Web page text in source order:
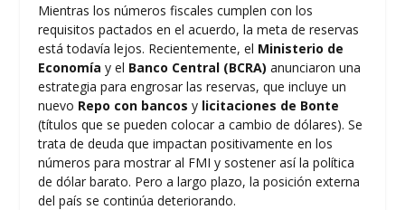
Mientras los números fiscales cumplen con los
requisitos pactados en el acuerdo, la meta de reservas
está todavía lejos. Recientemente, el Ministerio de
Economía y el Banco Central (BCRA) anunciaron una
estrategia para engrosar las reservas, que incluye un
nuevo Repo con bancos y licitaciones de Bonte
(títulos que se pueden colocar a cambio de dólares). Se
trata de deuda que impactan positivamente en los
números para mostrar al FMI y sostener así la política
de dólar barato. Pero a largo plazo, la posición externa
del país se continúa deteriorando.